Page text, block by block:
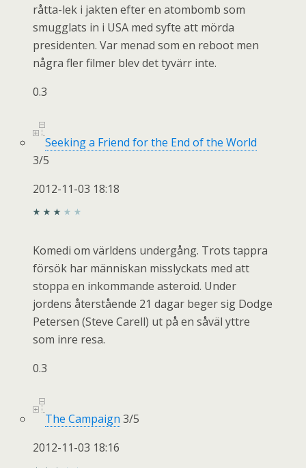
råtta-lek i jakten efter en atombomb som
smugglats in i USA med syfte att mörda
presidenten. Var menad som en reboot men
några fler filmer blev det tyvärr inte.
0.3
Seeking a Friend for the End of the World
3/5
2012-11-03 18:18
Komedi om världens undergång. Trots tappra
försök har människan misslyckats med att
stoppa en inkommande asteroid. Under
jordens återstående 21 dagar beger sig Dodge
Petersen (Steve Carell) ut på en såväl yttre
som inre resa.
0.3
The Campaign 3/5
2012-11-03 18:16